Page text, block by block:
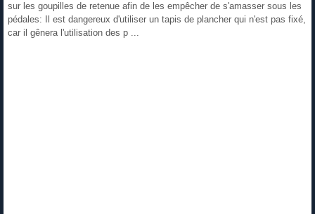
sur les goupilles de retenue afin de les empêcher de s'amasser sous les
pédales: Il est dangereux d'utiliser un tapis de plancher qui n'est pas fixé,
car il gênera l'utilisation des p ...